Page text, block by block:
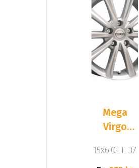
Mega
Virgo
15x6.0ET: 37